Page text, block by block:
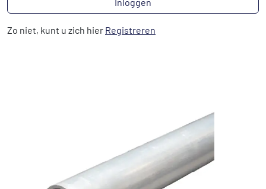
Zo niet, kunt u zich hier Registreren